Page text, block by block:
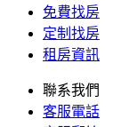
免費找房
定制找房
租房資訊
聯系我們
客服電話